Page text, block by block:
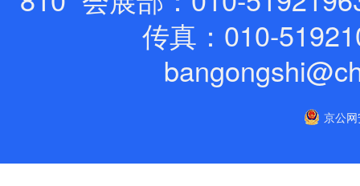
传真：010-
京公